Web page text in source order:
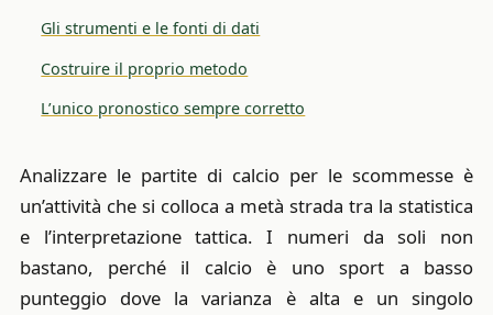
Gli strumenti e le fonti di dati
Costruire il proprio metodo
L’unico pronostico sempre corretto
Analizzare le partite di calcio per le scommesse è
un’attività che si colloca a metà strada tra la statistica
e l’interpretazione tattica. I numeri da soli non
bastano, perché il calcio è uno sport a basso
punteggio dove la varianza è alta e un singolo